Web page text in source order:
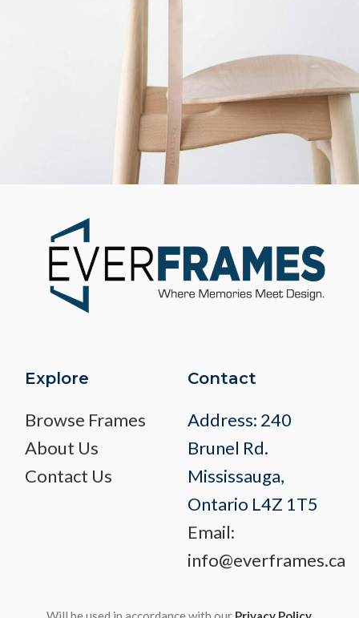
A lacus bibendum pulvinar
Explore
Browse Frames
About Us
Contact Us
Contact
Address: 240
Brunel Rd.
Mississauga,
Ontario L4Z 1T5
Email:
info@everframes.ca